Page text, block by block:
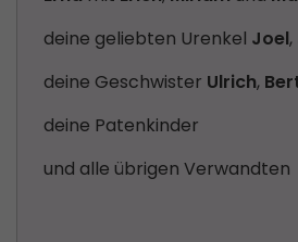
deine geliebten Urenkel Joel,
deine Geschwister Ulrich,
deine Patenkinder
und alle übrigen Verwandten